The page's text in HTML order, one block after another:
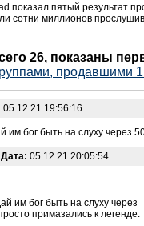
показал пятый результат
сотни миллионов
26, показаны
продавшими
05.12.21 19:56:16
им бог быть на слуху через
Дата: 05.12.21 20:05:54
им бог быть на слуху через
примазались к легенде.